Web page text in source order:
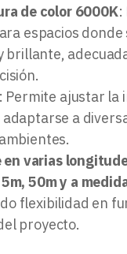
de color 6000K:
espacios donde
brillante,
Permite ajustar la
a
en varias
5m, 50m y a
flexibilidad en
proyecto.